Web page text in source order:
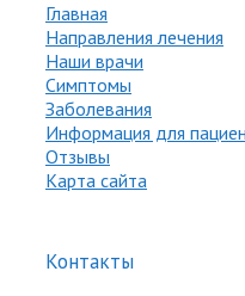
Главная
Направления лечения
Наши врачи
Симптомы
Заболевания
Информация для
Отзывы
Карта сайта
Контакты